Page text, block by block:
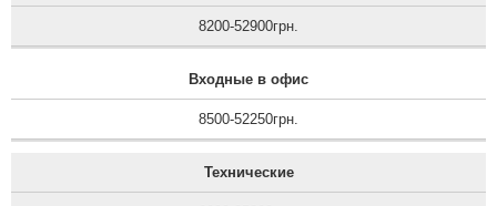
8200-52900грн.
Входные в офис
8500-52250грн.
Технические